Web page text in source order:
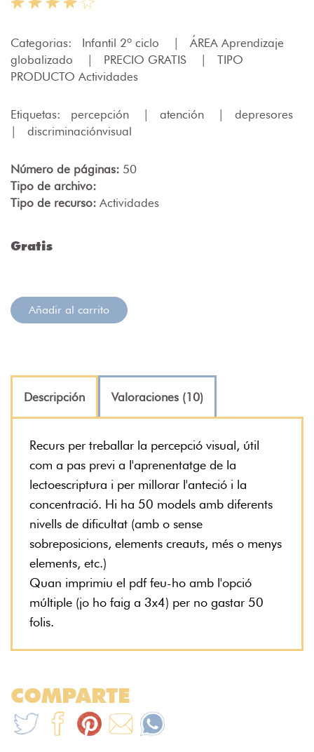
Categorias: Infantil 2º ciclo |
ÁREA Aprendizaje
globalizado
| PRECIO GRATIS |
TIPO
PRODUCTO Actividades
Etiquetas: percepción | atención |
depresores
|
discriminaciónvisual
Número de páginas: 50
Tipo de archivo:
Tipo de recurso: Actividades
Gratis
Añadir al carrito
Descripción Valoraciones (10)
Recurs per treballar la percepció visual, útil
com a pas previ a l'aprenentatge de la
lectoescriptura i per millorar l'anteció i la
concentració. Hi ha 50 models amb diferents
nivells de dificultat (amb o sense
sobreposicions, elements creauts, més o menys
elements, etc.)
Quan imprimiu el pdf feu-ho amb l'opció
múltiple (jo ho faig a 3x4) per no gastar 50
folis.
COMPARTE